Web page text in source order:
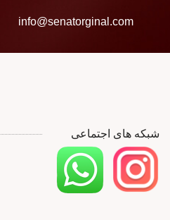
info@senatorginal.com
شبکه های اجتماعی